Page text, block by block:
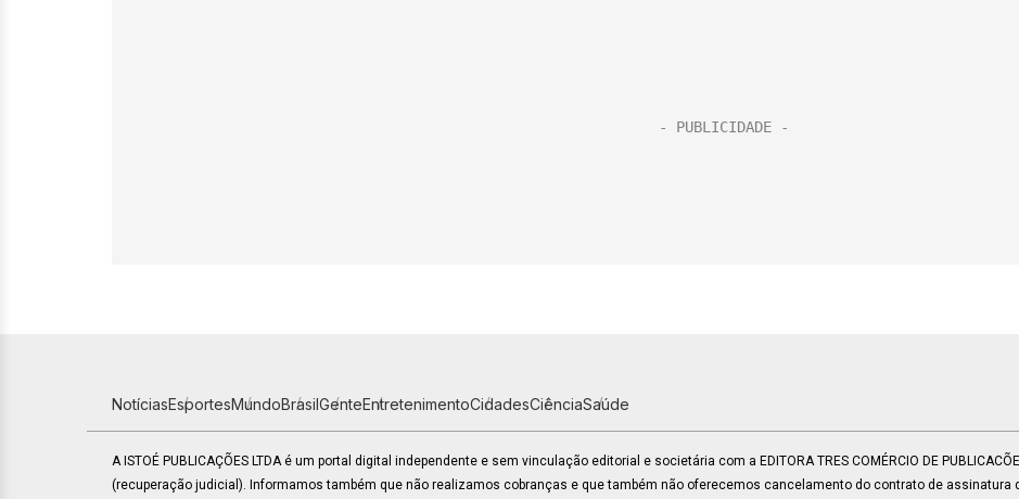
NotíciasEsportesMundoBrasilGenteEntretenimentoCidadesCiênciaSaúde
A ISTOÉ PUBLICAÇÕES LTDA é um portal digital independente e sem vinculação editorial e societária com a EDITORA TRES COMÉRCIO DE
(recuperação judicial). Informamos também que não realizamos cobranças e que também não oferecemos cancelamento do contrato de assinatura